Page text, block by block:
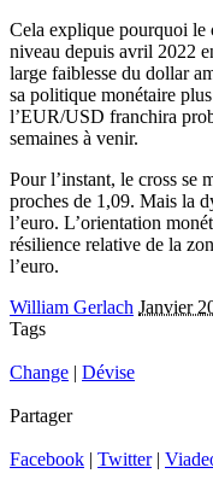
Cela explique pourquoi le
niveau depuis avril 2022
large faiblesse du dollar
sa politique monétaire
l’EUR/USD franchira
semaines à venir.
Pour l’instant, le cross se
proches de 1,09. Mais la
l’euro. L’orientation
résilience relative de la
l’euro.
William Gerlach Janvier
Tags
Change | Dévise
Partager
Facebook | Twitter|